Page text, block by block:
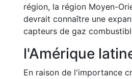
région, la région Moyen-
devrait connaître une
capteurs de gaz
l'Amérique
En raison de l'importance